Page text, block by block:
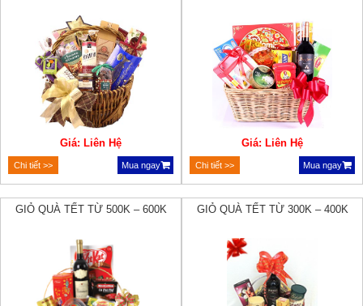
Giá: Liên Hệ
Chi tiết >> Mua ngay
Giá: Liên Hệ
Chi tiết >> Mua ngay
GIỎ QUÀ TẾT TỪ 500K – 600K GIỎ QUÀ TẾT TỪ 300K – 400K